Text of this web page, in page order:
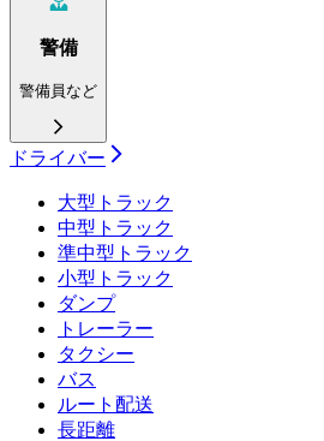
警備
警備員など
ドライバー
大型トラック
中型トラック
準中型トラック
小型トラック
ダンプ
トレーラー
タクシー
バス
ルート配送
長距離